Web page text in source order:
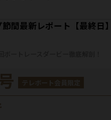
間最新レポート【最終日